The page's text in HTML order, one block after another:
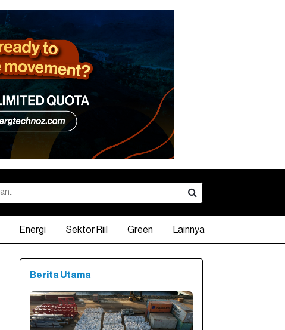
Energi Sektor Riil Green Lainnya
Berita Utama